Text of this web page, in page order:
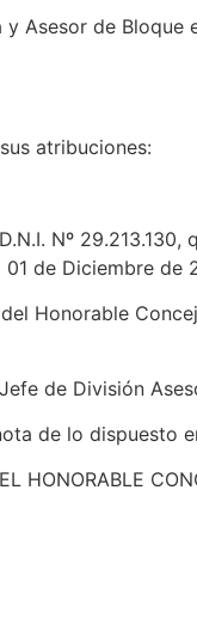
Asesor de
atribuciones:
Nº
de Diciembre de
Honorable
de División
de lo dispuesto